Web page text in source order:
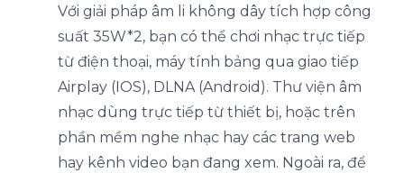
Với giải pháp âm li không dây tích hợp công
suất 35W*2, bạn có thể chơi nhạc trực tiếp
từ điện thoại, máy tính bảng qua giao tiếp
Airplay (IOS), DLNA (Android). Thư viện âm
nhạc dùng trực tiếp từ thiết bị, hoặc trên
phần mềm nghe nhạc hay các trang web
hay kênh video bạn đang xem. Ngoài ra, để